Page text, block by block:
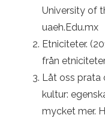
University of
uaeh.Edu.mx
Etniciteter.
från
Låt oss prata
kultur:
mycket mer.